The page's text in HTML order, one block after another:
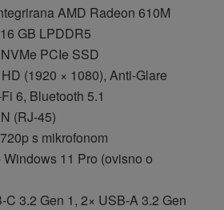
AMD Radeon 610M
GB LPDDR5
PCIe SSD
(1920 × 1080), Anti-Glare
6, Bluetooth 5.1
(RJ-45)
s mikrofonom
11 Pro (ovisno o
3.2 Gen 1, 2× USB-A 3.2 Gen